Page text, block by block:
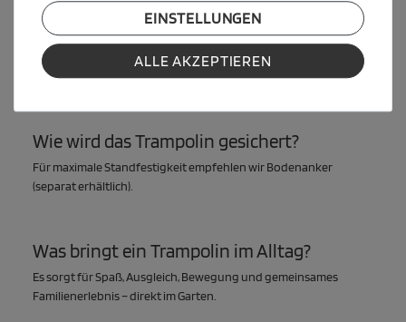
enthalten?
Zum KETTLER Trampolin gehören eine praktische Leiter, eine
stabile Randabdeckung sowie ein Ersatzkit mit Schrauben,
Federn und Kunststoffkappen.
Wie wird das Trampolin gesichert?
Für maximale Standfestigkeit empfehlen wirBodenanker
(separat erhältlich).
Was bringt ein Trampolin im Alltag?
Es sorgt für Spaß, Ausgleich, Bewegung und gemeinsames
Familienerlebnis – direkt im Garten.
EINSTELLUNGEN
ALLE AKZEPTIEREN